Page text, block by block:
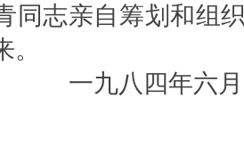
同志亲自筹划和组
四年六月